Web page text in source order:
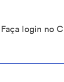
Faça login no